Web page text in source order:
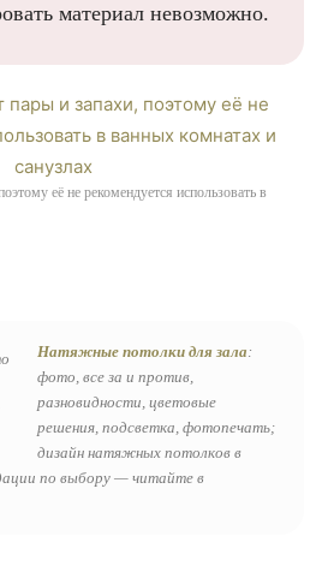
материал невозможно.
её не рекомендуется использовать в
Натяжные потолки для зала:
фото, все за и против,
разновидности, цветовые
решения, подсветка, фотопечать;
дизайн натяжных потолков в
по выбору — читайте в